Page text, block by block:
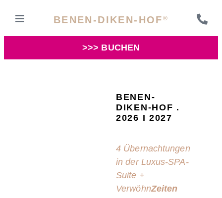
BENEN-DIKEN-HOF ®
>>> BUCHEN
BENEN-
DIKEN-HOF .
2026 I 2027
4 Übernachtungen
in der Luxus-SPA-
Suite +
VerwöhnZeiten